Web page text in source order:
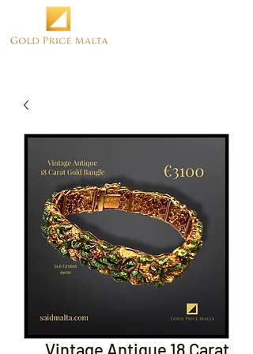
Vintage Antique 18 Carat